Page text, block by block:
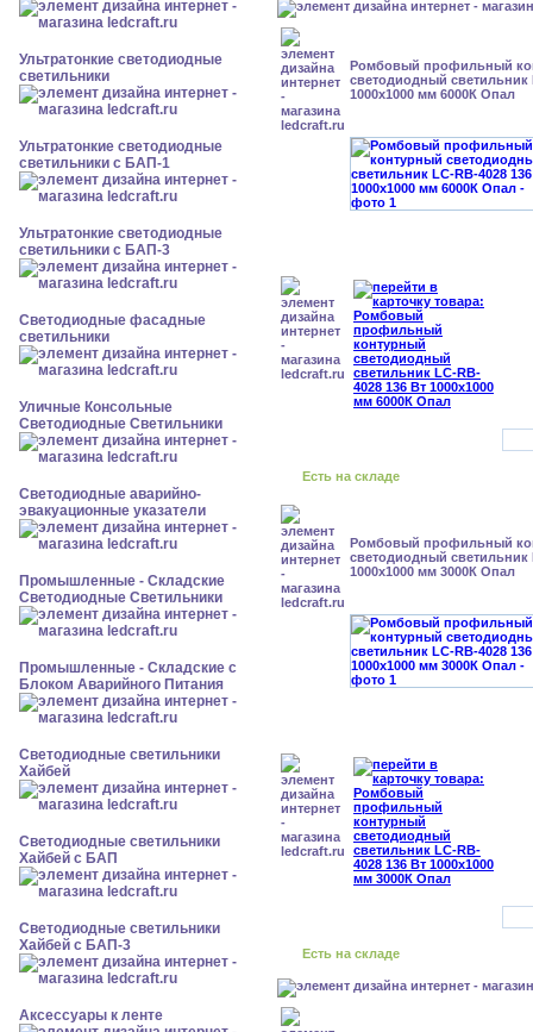
Ультратонкие светодиодные
светильники
Ультратонкие светодиодные
светильники с БАП-1
Ультратонкие светодиодные
светильники с БАП-3
Светодиодные фасадные
светильники
Уличные Консольные
Светодиодные Светильники
Светодиодные аварийно-
эвакуационные указатели
Промышленные - Складские
Светодиодные Светильники
Промышленные - Складские с
Блоком Аварийного Питания
Светодиодные светильники
Хайбей
Светодиодные светильники
Хайбей с БАП
Светодиодные светильники
Хайбей с БАП-3
Аксессуары к ленте
Ромбовый профильный
светодиодный светильник
1000x1000 мм 6000К Опал
Есть на складе
Ромбовый профильный
светодиодный светильник
1000x1000 мм 3000К Опал
Есть на складе